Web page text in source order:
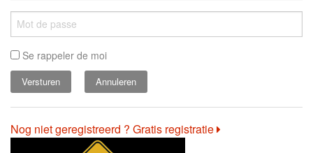
Se rappeler de moi
Annuleren
Nog niet geregistreerd ? Gratis registratie